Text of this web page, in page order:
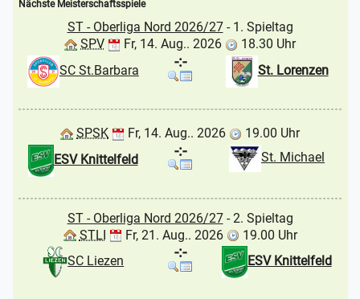
Nächste Meisterschaftsspiele
ST - Oberliga Nord 2026/27- 1. Spieltag
SPV
Fr, 14. Aug.. 2026
18.30 Uhr
SC St.Barbara
St. Lorenzen
-:-
SPSK Fr, 14. Aug.. 2026
19.00 Uhr
ESV Knittelfeld
St. Michael
-:-
ST - Oberliga Nord 2026/27- 2. Spieltag
STLI
Fr, 21. Aug.. 2026
19.00 Uhr
SC Liezen
ESV Knittelfeld
-:-